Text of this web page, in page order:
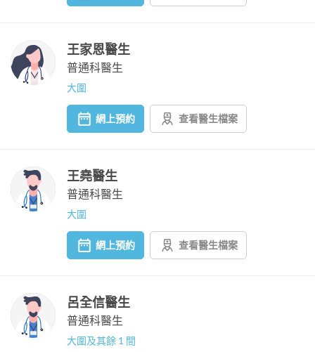
王家恩醫生
普通科醫生
大圍
網上預約 查看醫生檔案
王堯醫生
普通科醫生
大圍
網上預約 查看醫生檔案
呂全信醫生
普通科醫生
大圍及其餘 1 間